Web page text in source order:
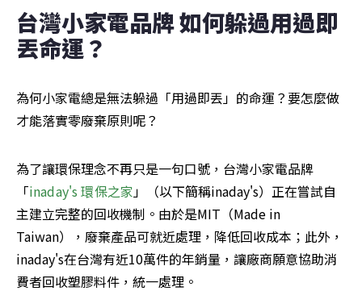
台灣小家電品牌 如何躲過用過即
丟命運？
為何小家電總是無法躲過「用過即丟」的命運？要怎麼做
才能落實零廢棄原則呢？
為了讓環保理念不再只是一句口號，台灣小家電品牌
「inaday's 環保之家 」（以下簡稱inaday's）正在嘗試自
主建立完整的回收機制。由於是MIT（Made in
Taiwan），廢棄產品可就近處理，降低回收成本；此外，
inaday's在台灣有近10萬件的年銷量，讓廠商願意協助消
費者回收塑膠料件，統一處理。